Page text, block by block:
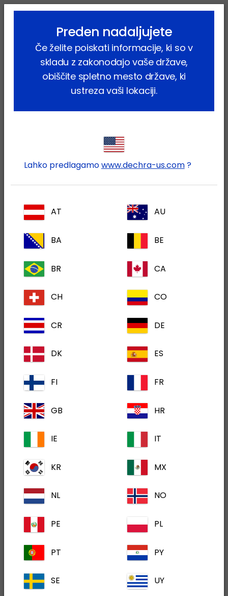
lock_outline search menu
Sum na neželeni učinek
Poročilo o sumu na neželeni učinek
Če sumite na neželeni učinek pri uporabi
veterinarski medicini, izpolnite spodnja polja in
naša ekipa vas bo kontaktirala.
Če želite govoriti z nami pokličite na +386 1 436
Ime in priimek
Poročevalec
Naslov in poštna številka
Email*
Proizvod
Preden nadaljujete
Če želite poiskati informacije, ki so v
skladu z zakonodajo vaše države,
obiščite spletno mesto države, ki
ustreza vaši lokaciji.
Lahko predlagamowww.dechra-us.com?
AT AU
BA BE
BR CA
CH CO
CR DE
DK ES
FI FR
GB HR
IE IT
KR MX
NL NO
PE PL
PT PY
SE UY